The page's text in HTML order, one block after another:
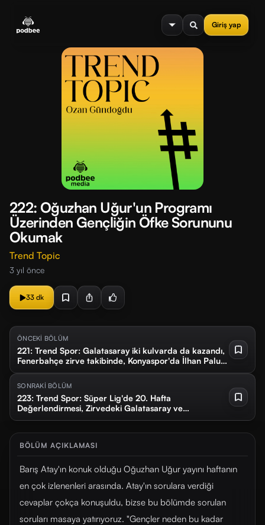
Giriş yap
menu
222: Oğuzhan Uğur'un Programı
Üzerinden Gençliğin Öfke Sorununu
Okumak
Trend Topic
3 yıl önce
33 dk
ÖNCEKİ BÖLÜM
221: Trend Spor: Galatasaray iki kulvarda da kazandı,
Fenerbahçe zirve takibinde, Konyaspor'da İlhan Palut
dönemi sona erdi
SONRAKİ BÖLÜM
223: Trend Spor: Süper Lig'de 20. Hafta
Değerlendirmesi, Zirvedeki Galatasaray ve
Fenerbahçe Hata Yapmadı
BÖLÜM AÇIKLAMASI
Barış Atay'ın konuk olduğu Oğuzhan Uğur yayını haftanın
en çok izlenenleri arasında. Atay'ın sorulara verdiği
cevaplar çokça konuşuldu, bizse bu bölümde sorulan
soruları masaya yatırıyoruz. "Gençler neden bu kadar